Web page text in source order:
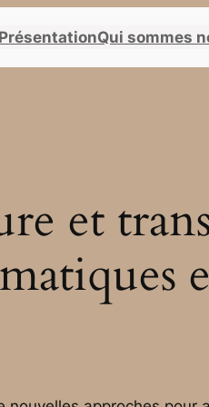
PrésentationQui sommes
et